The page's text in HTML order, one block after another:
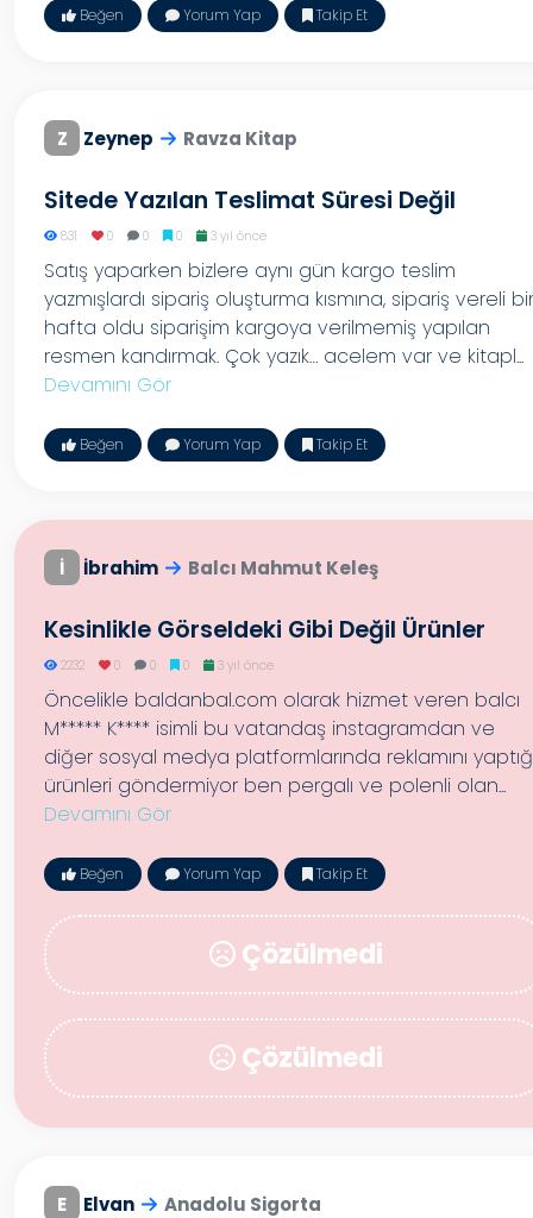
Beğen Yorum Yap Takip Et
Z Zeynep Ravza Kitap
Sitede Yazılan Teslimat Süresi Değil
831 0 0 0 3 yıl önce
Satış yaparken bizlere aynı gün kargo teslim
yazmışlardı sipariş oluşturma kısmına, sipariş vereli bir
hafta oldu siparişim kargoya verilmemiş yapılan
resmen kandırmak. Çok yazık… acelem var ve kitapl...
Devamını Gör
Beğen Yorum Yap Takip Et
İ İbrahim Balcı Mahmut Keleş
Kesinlikle Görseldeki Gibi Değil Ürünler
2232 0 0 0 3 yıl önce
Öncelikle baldanbal.com olarak hizmet veren balcı
M***** K**** isimli bu vatandaş instagramdan ve
diğer sosyal medya platformlarında reklamını
ürünleri göndermiyor ben pergalı ve polenli olan...
Devamını Gör
Beğen Yorum Yap Takip Et
Çözülmedi
Çözülmedi
E Elvan Anadolu Sigorta